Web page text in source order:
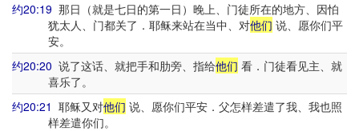
约20:19 那日（就是七日的第一日）晚上、门徒所在的地方、因怕
犹太人、门都关了．耶稣来站在当中、对他们 说、愿你们平
安。
约20:20 说了这话、就把手和肋旁、指给他们 看．门徒看见主、就
喜乐了。
约20:21 耶稣又对他们 说、愿你们平安．父怎样差遣了我、我也照
样差遣你们。